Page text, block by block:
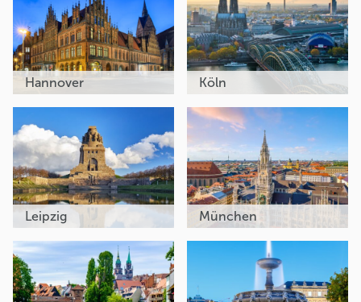
Hannover Köln
Leipzig München